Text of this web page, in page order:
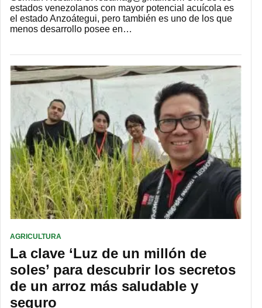
estados venezolanos con mayor potencial acuícola es
el estado Anzoátegui, pero también es uno de los que
menos desarrollo posee en…
AGRICULTURA
La clave ‘Luz de un millón de
soles’ para descubrir los secretos
de un arroz más saludable y
seguro